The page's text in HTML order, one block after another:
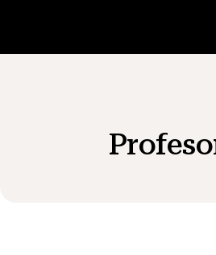
Recursos para maestros